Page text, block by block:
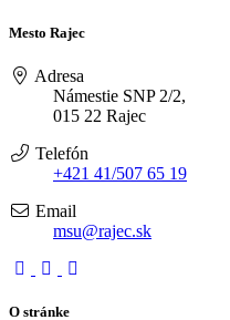
Mesto Rajec
Adresa
Námestie SNP 2/2,
015 22 Rajec
Telefón
+421 41/507 65 19
Email
msu@rajec.sk
O stránke